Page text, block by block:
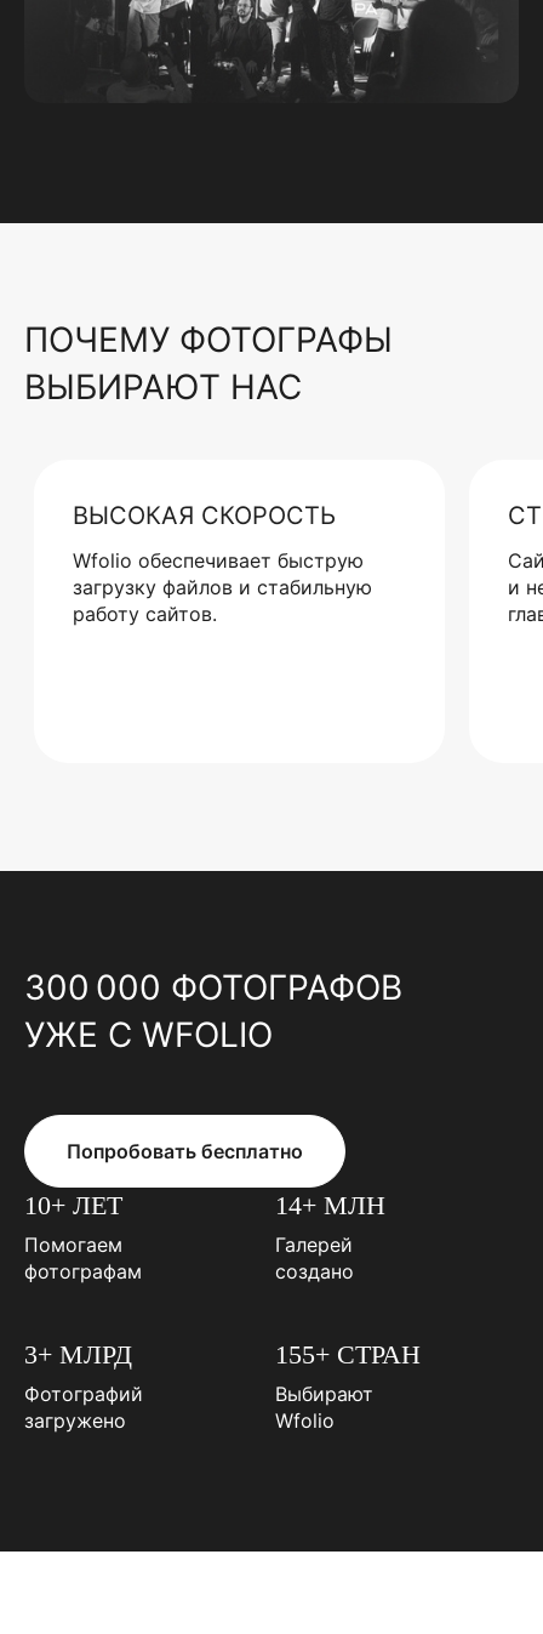
ПОЧЕМУ ФОТОГРАФЫ
ВЫБИРАЮТ НАС
ВЫСОКАЯ СКОРОСТЬ
Wfolio обеспечивает быструю
загрузку файлов и стабильную
работу сайтов.
и
300 000 ФОТОГРАФОВ
УЖЕ С WFOLIO
Попробовать бесплатно
10+ ЛЕТ
Помогаем
фотографам
14+ МЛН
Галерей
создано
3+ МЛРД
Фотографий
загружено
155+ СТРАН
Выбирают
Wfolio